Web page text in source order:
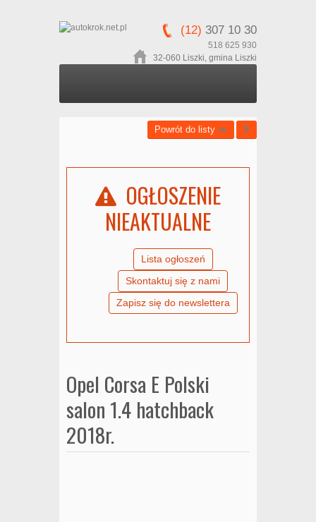
(12) 307 10 30
518 625 930
32-060 Liszki, gmina Liszki
Powrót do listy
OGŁOSZENIE
NIEAKTUALNE
Lista ogłoszeń
Skontaktuj się z nami
Zapisz się do newslettera
Opel Corsa E Polski
salon 1.4 hatchback
2018r.